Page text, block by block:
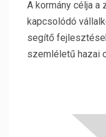
A kormány célja a
kapcsolódó
segítő
szemléletű hazai